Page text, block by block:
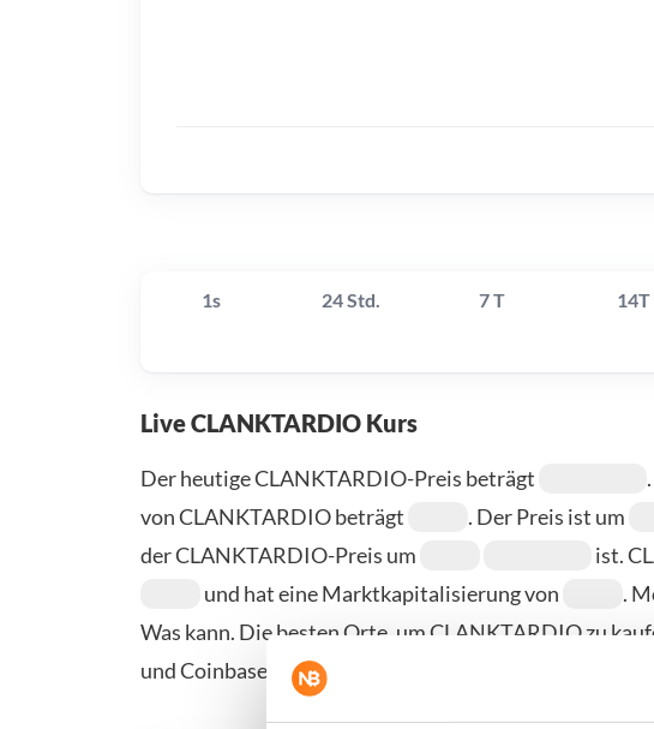
1s 24 Std. 7 T 14T
Live CLANKTARDIO Kurs
Der heutige CLANKTARDIO-Preis beträgt
von CLANKTARDIO beträgt
. Der Preis ist um
der CLANKTARDIO-Preis um
ist.
und hat eine Marktkapitalisierung von
.
Was kann. Die besten Orte, um CLANKTARDIO zu
und Coinbase. Weitere Anbieter finden Sie auf unserer